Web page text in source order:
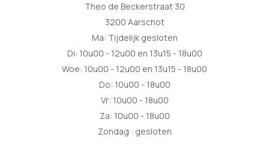
Theo de Beckerstraat 30
3200 Aarschot
Ma: Tijdelijk gesloten
Di: 10u00 - 12u00 en 13u15 - 18u00
Woe: 10u00 - 12u00 en 13u15 - 18u00
Do: 10u00 - 18u00
Vr: 10u00 - 18u00
Za: 10u00 - 18u00
Zondag : gesloten